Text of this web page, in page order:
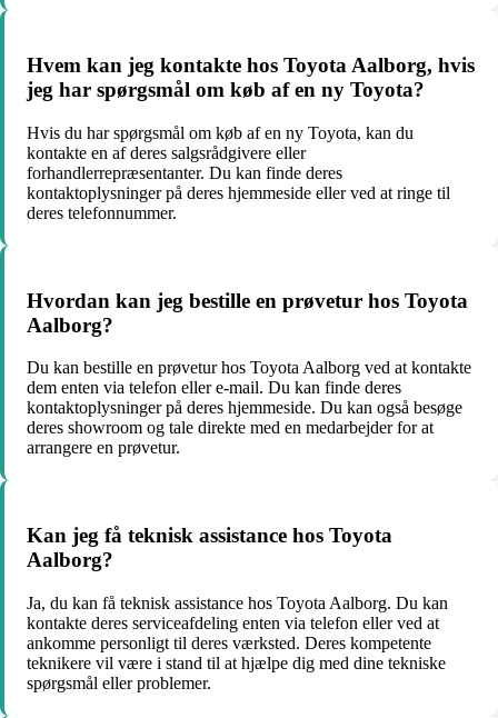
Hvem kan jeg kontakte hos Toyota Aalborg, hvis
jeg har spørgsmål om køb af en ny Toyota?
Hvis du har spørgsmål om køb af en ny Toyota, kan du
kontakte en af deres salgsrådgivere eller
forhandlerrepræsentanter. Du kan finde deres
kontaktoplysninger på deres hjemmeside eller ved at ringe til
deres telefonnummer.
Hvordan kan jeg bestille en prøvetur hos Toyota
Aalborg?
Du kan bestille en prøvetur hos Toyota Aalborg ved at kontakte
dem enten via telefon eller e-mail. Du kan finde deres
kontaktoplysninger på deres hjemmeside. Du kan også besøge
deres showroom og tale direkte med en medarbejder for at
arrangere en prøvetur.
Kan jeg få teknisk assistance hos Toyota
Aalborg?
Ja, du kan få teknisk assistance hos Toyota Aalborg. Du kan
kontakte deres serviceafdeling enten via telefon eller ved at
ankomme personligt til deres værksted. Deres kompetente
teknikere vil være i stand til at hjælpe dig med dine tekniske
spørgsmål eller problemer.